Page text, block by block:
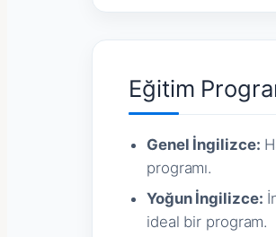
Eğitim
Genel İngilizce:
programı.
Yoğun İngilizce:
ideal bir program.